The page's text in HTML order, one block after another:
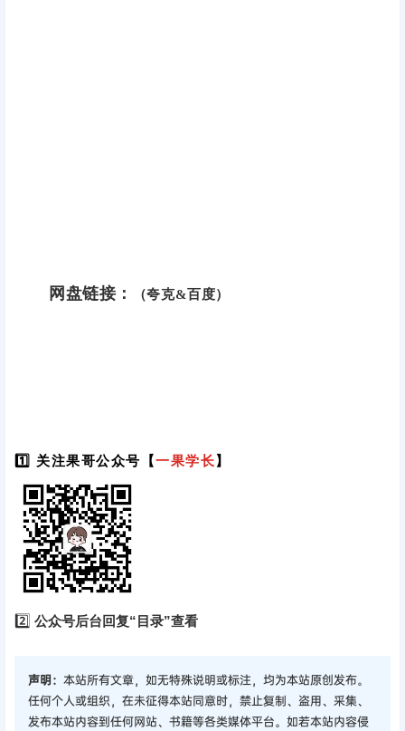
网盘链接： （夸克&百度）
1️⃣ 关注果哥公众号【一果学长】
2️⃣ 公众号后台回复“目录”查看
声明： 本站所有文章，如无特殊说明或标注，均为本站原创发布。
任何个人或组织，在未征得本站同意时，禁止复制、盗用、采集、
发布本站内容到任何网站、书籍等各类媒体平台。如若本站内容侵